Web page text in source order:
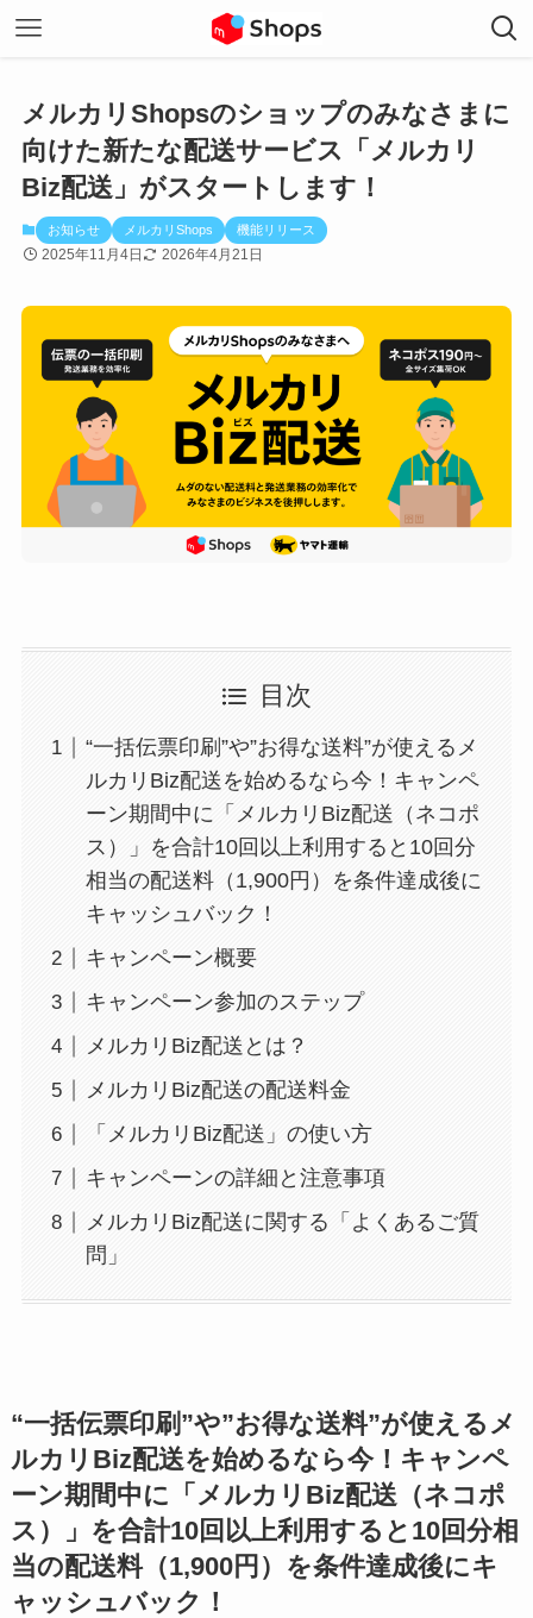
メルカリShopsのショップのみなさまに
向けた新たな配送サービス「メルカリ
Biz配送」がスタートします！
お知らせ メルカリShops 機能リリース
2025年11月4日 2026年4月21日
目次
“一括伝票印刷”や”お得な送料”が使えるメ
ルカリBiz配送を始めるなら今！キャンペ
ーン期間中に「メルカリBiz配送（ネコポ
ス）」を合計10回以上利用すると10回分
相当の配送料（1,900円）を条件達成後に
キャッシュバック！
キャンペーン概要
キャンペーン参加のステップ
メルカリBiz配送とは？
メルカリBiz配送の配送料金
「メルカリBiz配送」の使い方
キャンペーンの詳細と注意事項
メルカリBiz配送に関する「よくあるご質
問」
“一括伝票印刷”や”お得な送料”が使えるメ
ルカリBiz配送を始めるなら今！ キャンペ
ーン期間中に「メルカリBiz配送（ネコポ
ス）」を合計10回以上利用すると10回分相
当の配送料（1,900円）を条件達成後にキ
ャッシュバック！